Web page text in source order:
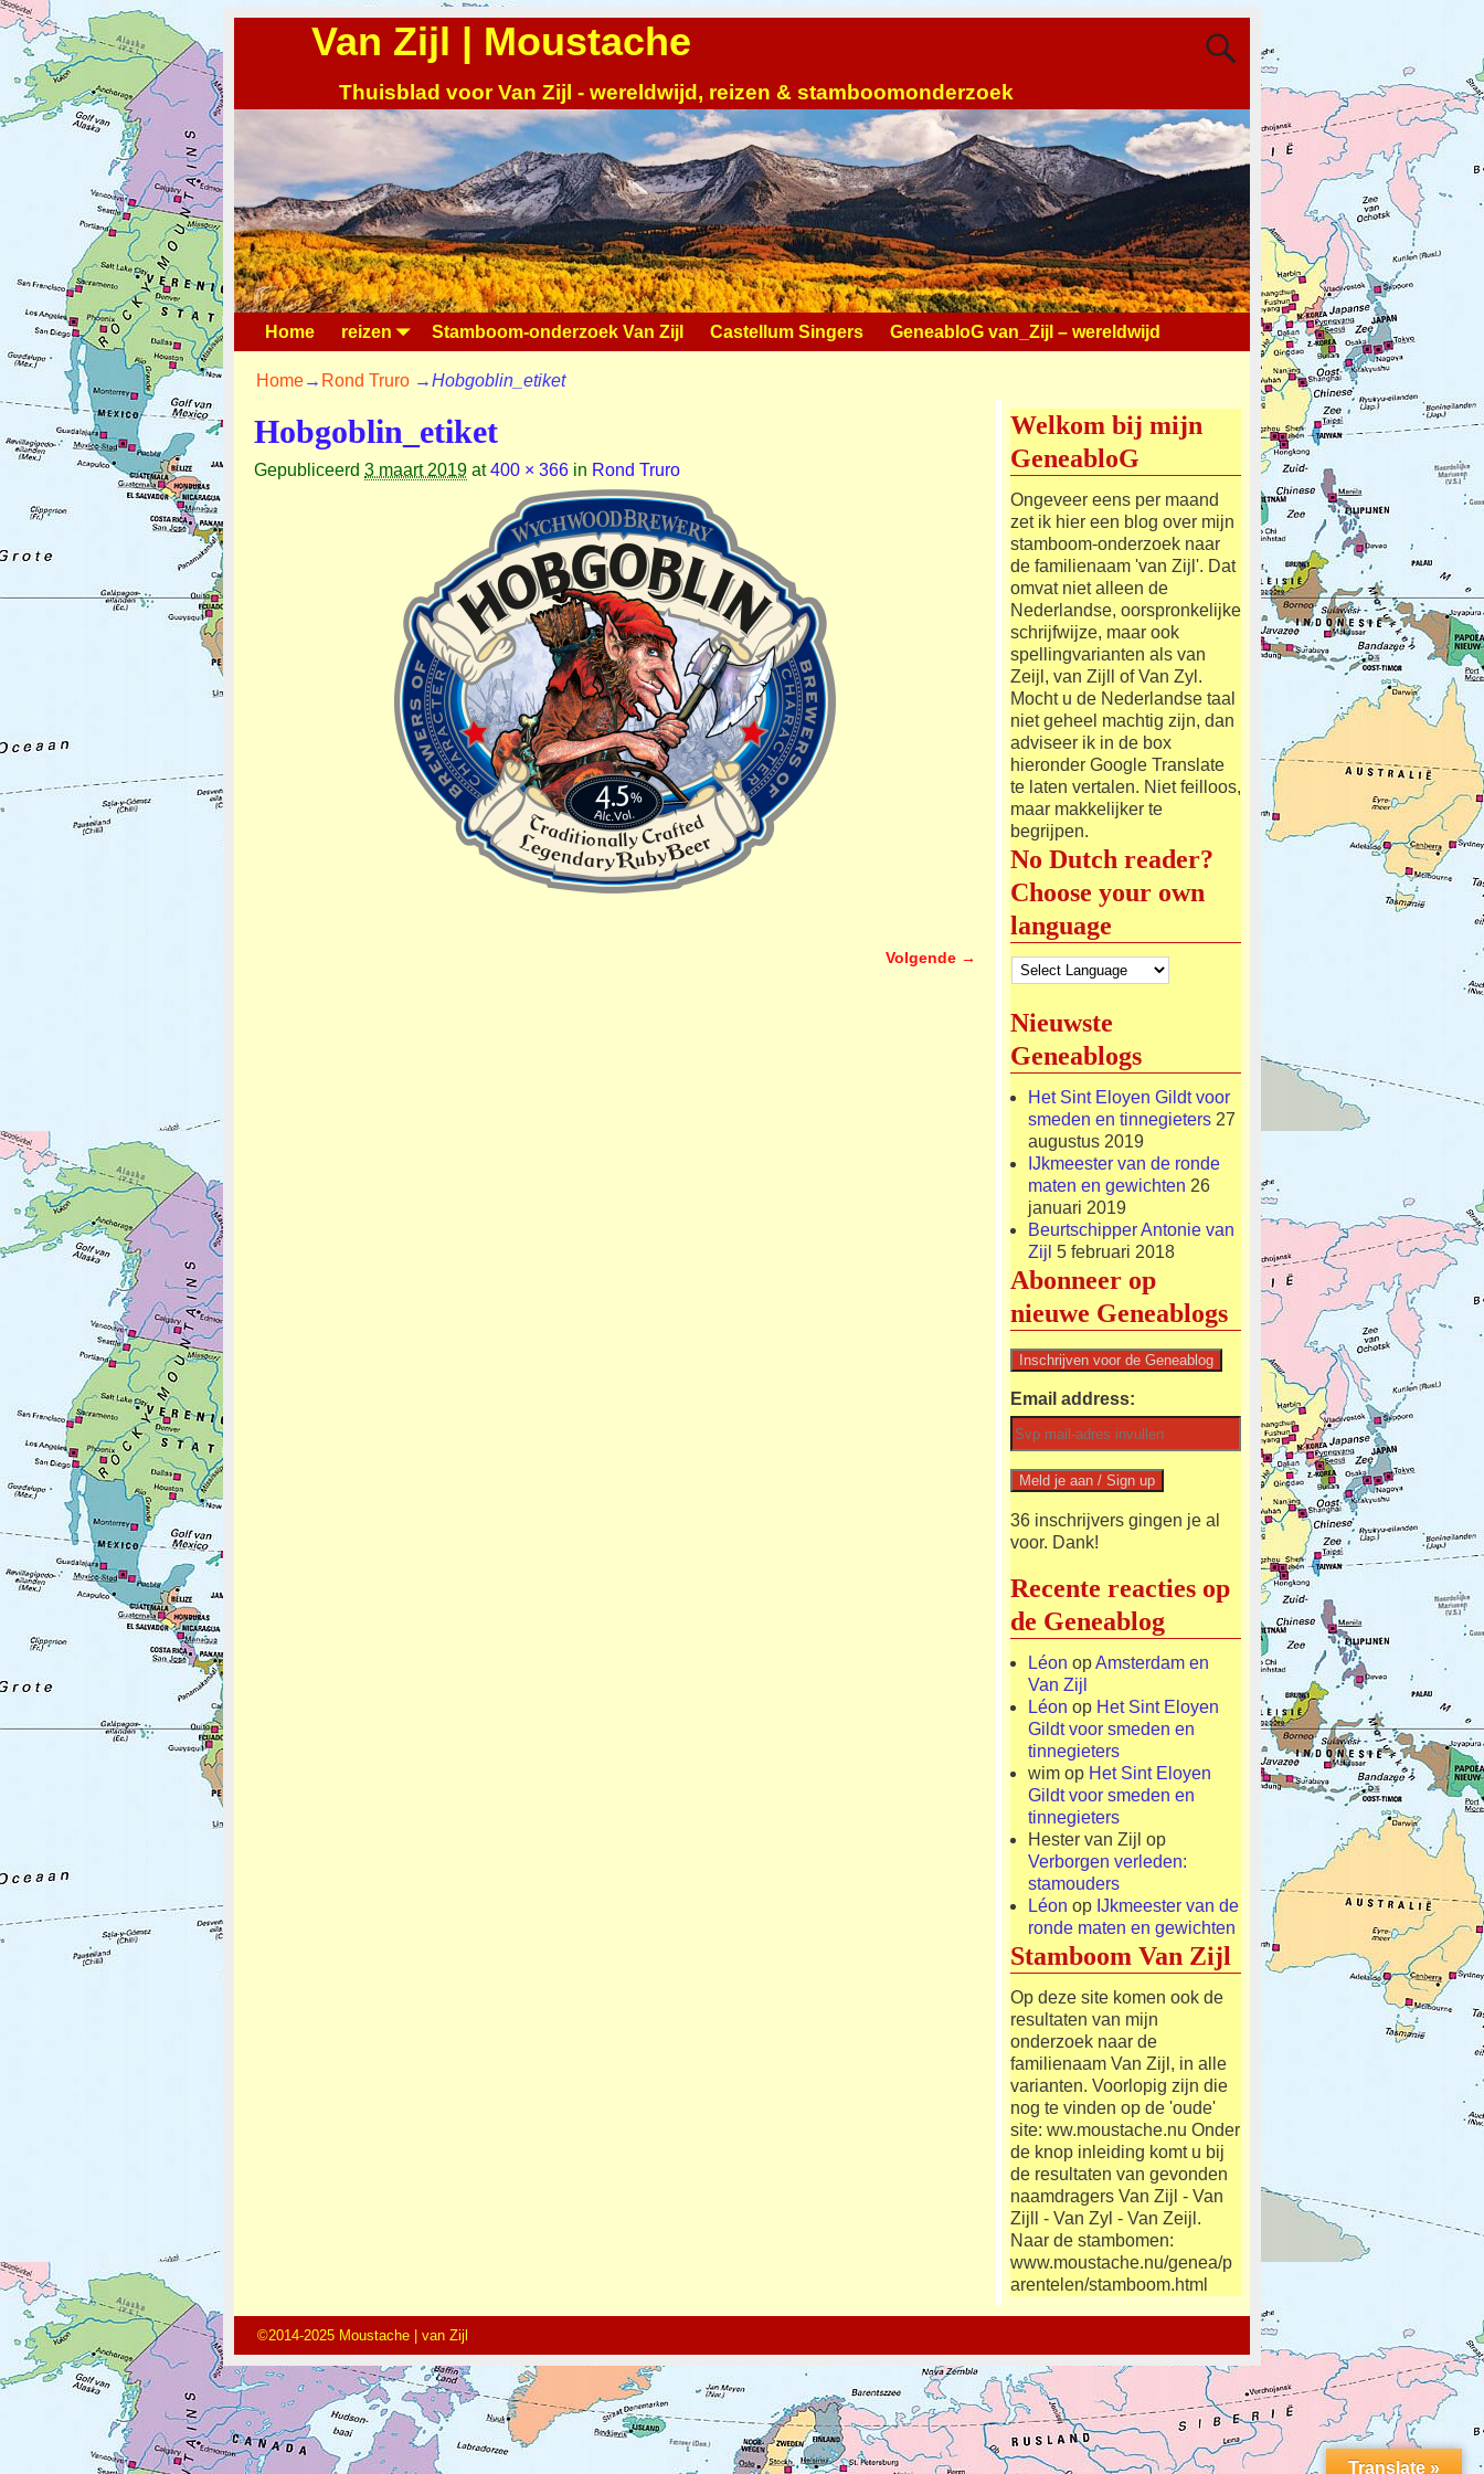
Van Zijl | Moustache
Thuisblad voor Van Zijl - wereldwijd, reizen & stamboomonderzoek
Home reizen Stamboom-onderzoek Van Zijl Castellum Singers GeneabloG van_Zijl – wereldwijd
Home→ Rond Truro →Hobgoblin_etiket
Hobgoblin_etiket
Gepubliceerd3 maart 2019 at400 × 366 in Rond Truro
Volgende →
Welkom bij mijn
GeneabloG
Ongeveer eens per maand
zet ik hier een blog over mijn
stamboom-onderzoek naar
de familienaam 'van Zijl'. Dat
omvat niet alleen de
Nederlandse, oorspronkelijke
schrijfwijze, maar ook
spellingvarianten als van
Zeijl, van Zijll of Van Zyl.
Mocht u de Nederlandse taal
niet geheel machtig zijn, dan
adviseer ik in de box
hieronder Google Translate
te laten vertalen. Niet feilloos,
maar makkelijker te
begrijpen.
No Dutch reader?
Choose your own
language
Nieuwste
Geneablogs
Het Sint Eloyen Gildt voor
smeden en tinnegieters 27
augustus 2019
IJkmeester van de ronde
maten en gewichten 26
januari 2019
Beurtschipper Antonie van
Zijl 5 februari 2018
Abonneer op
nieuwe Geneablogs
Email address:
36 inschrijvers gingen je al
voor. Dank!
Recente reacties op
de Geneablog
Léon opAmsterdam en
Van Zijl
Léon op Het Sint Eloyen
Gildt voor smeden en
tinnegieters
wim op Het Sint Eloyen
Gildt voor smeden en
tinnegieters
Hester van Zijl op
Verborgen verleden:
stamouders
Léon op IJkmeester van de
ronde maten en gewichten
Stamboom Van Zijl
Op deze site komen ook de
resultaten van mijn
onderzoek naar de
familienaam Van Zijl, in alle
varianten. Voorlopig zijn die
nog te vinden op de 'oude'
site: ww.moustache.nu Onder
de knop inleiding komt u bij
de resultaten van gevonden
naamdragers Van Zijl - Van
Zijll - Van Zyl - Van Zeijl.
Naar de stambomen:
www.moustache.nu/genea/p
arentelen/stamboom.html
©2014-2025 Moustache | van Zijl
Translate »